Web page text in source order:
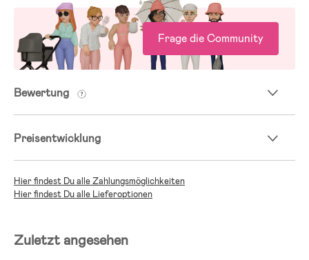
Frage die Community
Bewertung
Preisentwicklung
Hier findest Du alle Zahlungsmöglichkeiten
Hier findest Du alle Lieferoptionen
Zuletzt angesehen